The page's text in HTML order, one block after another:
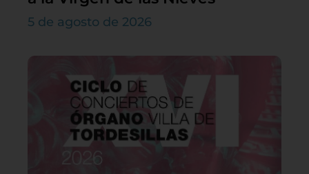
5 de agosto de 2026